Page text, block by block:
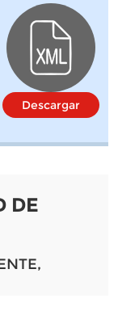
Descargar
DE